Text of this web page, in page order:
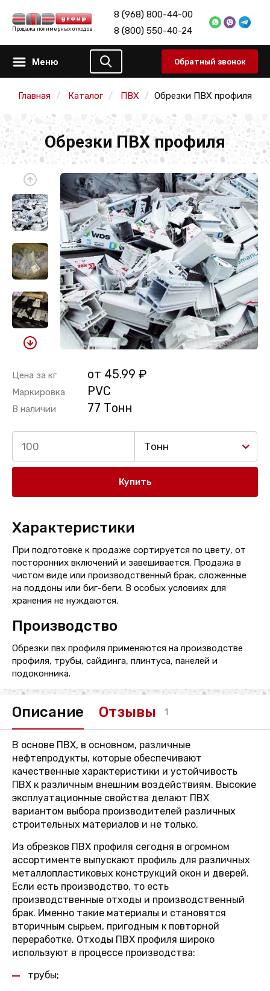
Продажа полимерных отходов
8 (968) 800-44-00
8 (800) 550-40-24
Меню Обратный звонок
Главная Каталог ПВХ Обрезки ПВХ профиля
Обрезки ПВХ профиля
Цена за кг от 45.99 ₽
Маркировка PVC
В наличии 77 Тонн
Тонн
Купить
Характеристики
При подготовке к продаже сортируется по цвету, от
посторонних включений и завешивается. Продажа в
чистом виде или производственный брак, сложенные
на поддоны или биг-беги. В особых условиях для
хранения не нуждаются.
Производство
Обрезки пвх профиля применяются на производстве
профиля, трубы, сайдинга, плинтуса, панелей и
подоконника.
Описание Отзывы 1
В основе ПВХ, в основном, различные
нефтепродукты, которые обеспечивают
качественные характеристики и устойчивость
ПВХ к различным внешним воздействиям. Высокие
эксплуатационные свойства делают ПВХ
вариантом выбора производителей различных
строительных материалов и не только.
Из обрезков ПВХ профиля сегодня в огромном
ассортименте выпускают профиль для различных
металлопластиковых конструкций окон и дверей.
Если есть производство, то есть
производственные отходы и производственный
брак. Именно такие материалы и становятся
вторичным сырьем, пригодным к повторной
переработке. Отходы ПВХ профиля широко
используют в процессе производства:
трубы;